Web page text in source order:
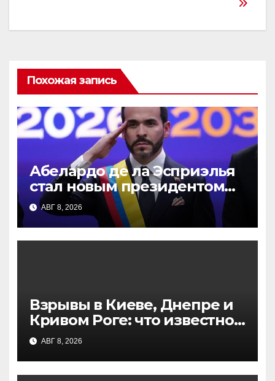
Похожая запись
Абелардо де ла Эсприэлья
стал новым президентом
Колумбии: инаугурация в
Кали
АВГ 8, 2026
Взрывы в Киеве, Днепре и
Кривом Роге: что известно
к этому часу
АВГ 8, 2026